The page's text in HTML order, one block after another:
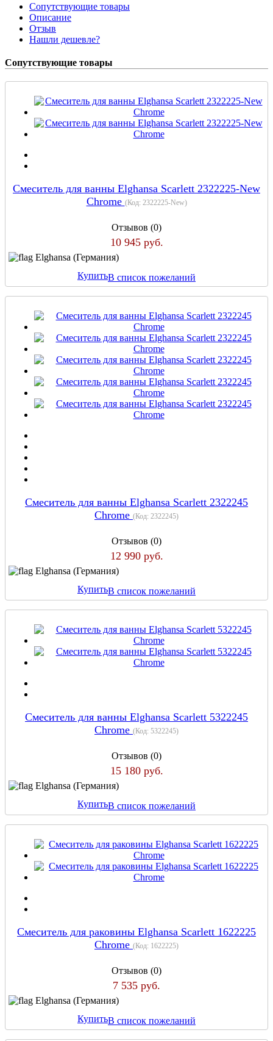
Сопутствующие товары
Описание
Отзыв
Нашли дешевле?
Сопутствующие товары
Cмеситель для ванны Elghansa Scarlett 2322225-New
Chrome (Код: 2322225-New)
Отзывов (0)
10 945 руб.
Elghansa (Германия)
КупитьВ список пожеланий
Cмеситель для ванны Elghansa Scarlett 2322245
Chrome (Код: 2322245)
Отзывов (0)
12 990 руб.
Elghansa (Германия)
КупитьВ список пожеланий
Cмеситель для ванны Elghansa Scarlett 5322245
Chrome (Код: 5322245)
Отзывов (0)
15 180 руб.
Elghansa (Германия)
КупитьВ список пожеланий
Cмеситель для раковины Elghansa Scarlett 1622225
Chrome (Код: 1622225)
Отзывов (0)
7 535 руб.
Elghansa (Германия)
КупитьВ список пожеланий